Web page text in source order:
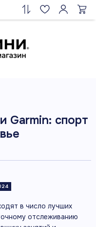
Garmin: спорт
в число лучших
отслеживанию